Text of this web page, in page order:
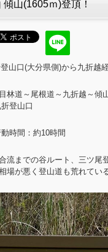
山(1605ｍ)登頂！
山口(大分県側)から九折越
林道～尾根道～九折越～傾
登山口
時間：約10時間
流までの谷ルート、三ツ尾
場が悪く登山道も荒れてい